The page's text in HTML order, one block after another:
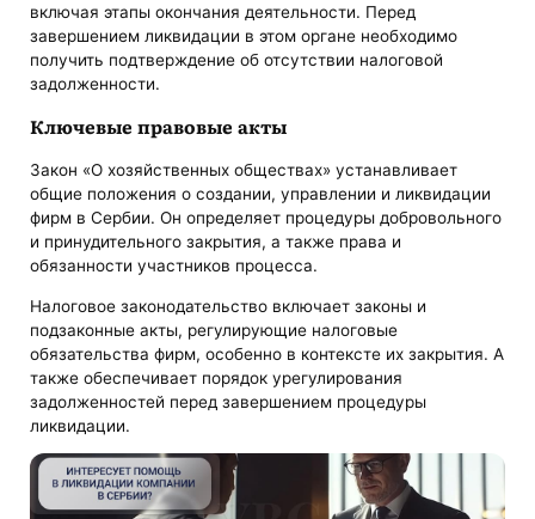
включая этапы окончания деятельности. Перед
завершением ликвидации в этом органе необходимо
получить подтверждение об отсутствии налоговой
задолженности.
Ключевые правовые акты
Закон «О хозяйственных обществах» устанавливает
общие положения о создании, управлении и ликвидации
фирм в Сербии. Он определяет процедуры добровольного
и принудительного закрытия, а также права и
обязанности участников процесса.
Налоговое законодательство включает законы и
подзаконные акты, регулирующие налоговые
обязательства фирм, особенно в контексте их закрытия. А
также обеспечивает порядок урегулирования
задолженностей перед завершением процедуры
ликвидации.